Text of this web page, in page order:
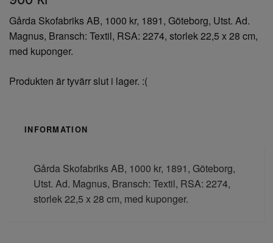
Gårda Skofabriks AB, 1000 kr, 1891, Göteborg, Utst. Ad.
Magnus, Bransch: Textil, RSA: 2274, storlek 22,5 x 28 cm,
med kuponger.
Produkten är tyvärr slut i lager. :(
INFORMATION
Gårda Skofabriks AB, 1000 kr, 1891, Göteborg,
Utst. Ad. Magnus, Bransch: Textil, RSA: 2274,
storlek 22,5 x 28 cm, med kuponger.